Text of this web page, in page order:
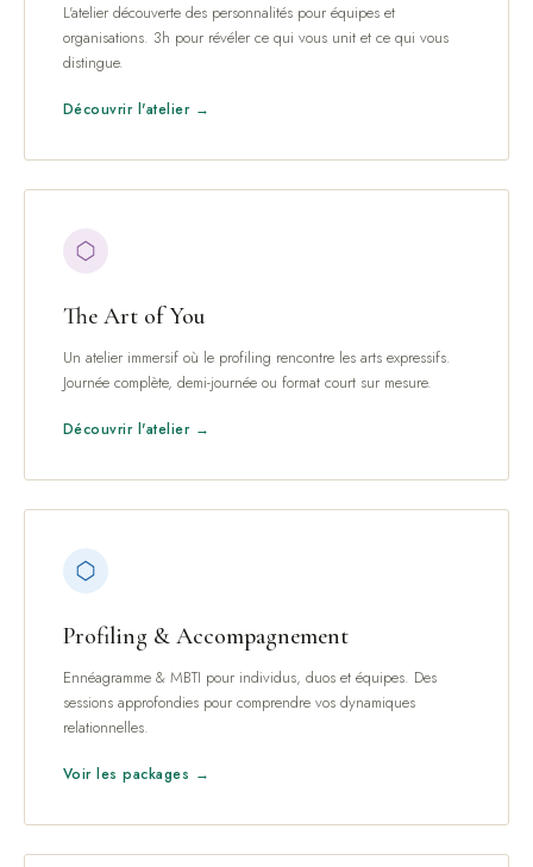
L'atelier découverte des personnalités pour équipes et
organisations. 3h pour révéler ce qui vous unit et ce qui vous
distingue.
Découvrir l'atelier →
The Art of You
Un atelier immersif où le profiling rencontre les arts expressifs.
Journée complète, demi-journée ou format court sur mesure.
Découvrir l'atelier →
Profiling & Accompagnement
Ennéagramme & MBTI pour individus, duos et équipes. Des
sessions approfondies pour comprendre vos dynamiques
relationnelles.
Voir les packages →